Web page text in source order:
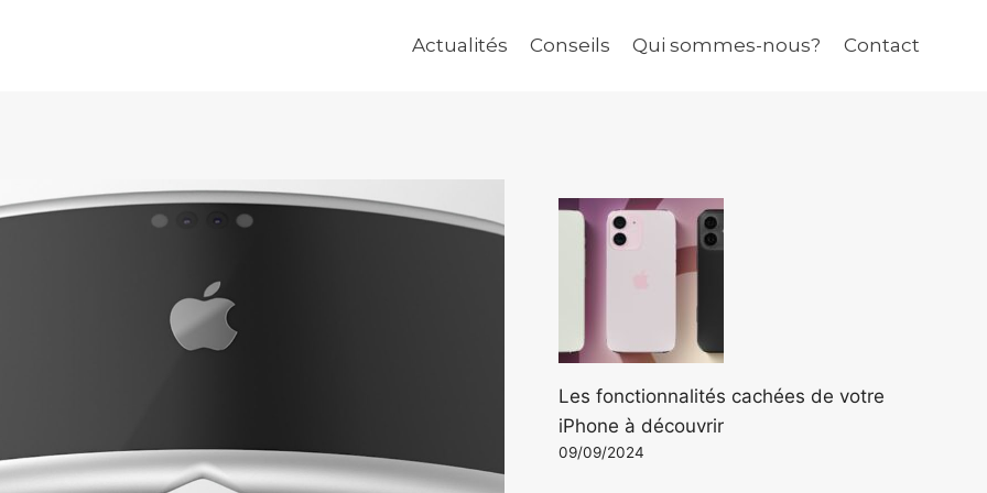
Actualités Conseils Qui sommes-nous? Contact
Les fonctionnalités cachées de votre
iPhone à découvrir
09/09/2024